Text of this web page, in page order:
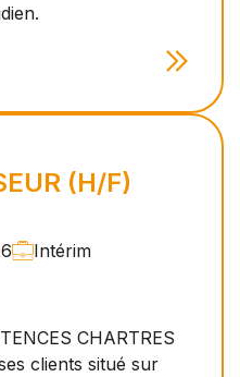
(H/F)
Intérim
CHARTRES
clients situé sur